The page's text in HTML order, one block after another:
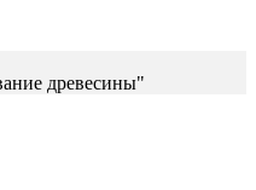
древесины"